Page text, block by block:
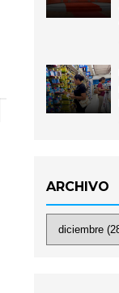
ARCHIVO